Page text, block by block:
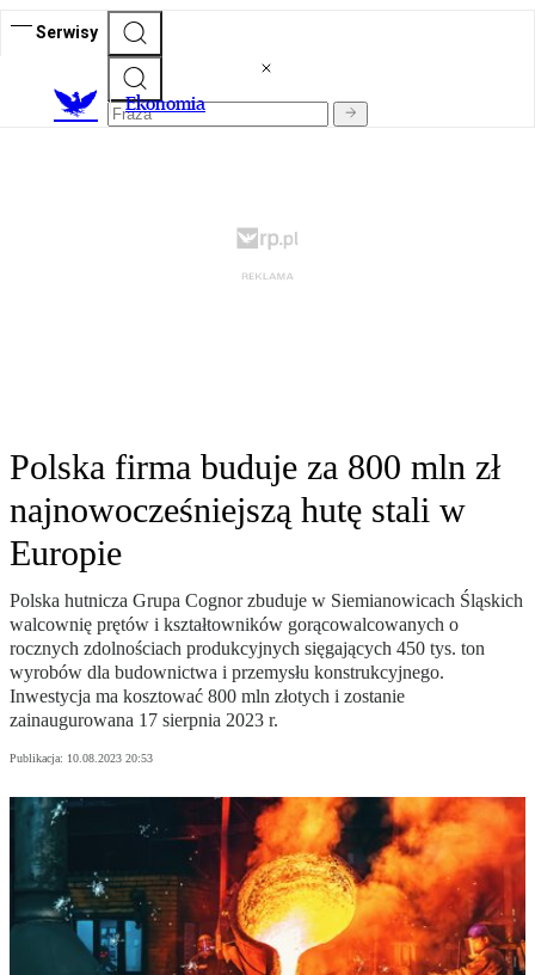
Serwisy
Ekonomia
Polska firma buduje za 800 mln zł
najnowocześniejszą hutę stali w
Europie
Polska hutnicza Grupa Cognor zbuduje w Siemianowicach Śląskich
walcownię prętów i kształtowników gorącowalcowanych o
rocznych zdolnościach produkcyjnych sięgających 450 tys. ton
wyrobów dla budownictwa i przemysłu konstrukcyjnego.
Inwestycja ma kosztować 800 mln złotych i zostanie
zainaugurowana 17 sierpnia 2023 r.
Publikacja: 10.08.2023 20:53